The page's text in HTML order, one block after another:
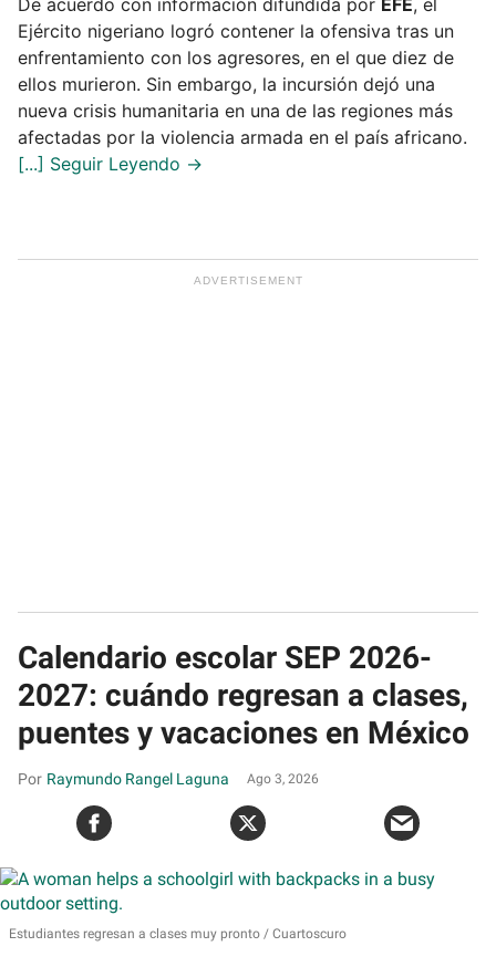
De acuerdo con información difundida por EFE, el
Ejército nigeriano logró contener la ofensiva tras un
enfrentamiento con los agresores, en el que diez de
ellos murieron. Sin embargo, la incursión dejó una
nueva crisis humanitaria en una de las regiones más
afectadas por la violencia armada en el país africano.
Calendario escolar SEP 2026-
2027: cuándo regresan a clases,
puentes y vacaciones en México
Raymundo Rangel Laguna Ago 3, 2026
Estudiantes regresan a clases muy pronto Cuartoscuro